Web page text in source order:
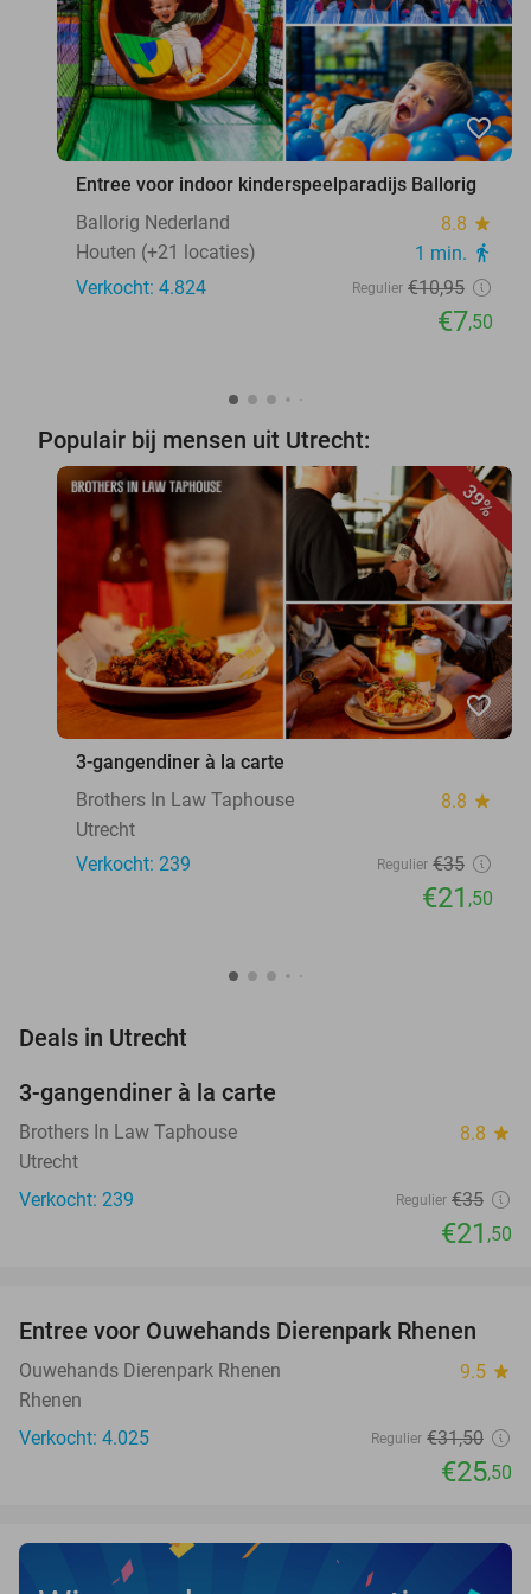
favorite_border
Entree voor indoor kinderspeelparadijs Ballorig
Ballorig Nederland
8.8 star
Houten (+21 locaties) 1 min. directions_walk
Verkocht: 4.824 Regulier €10,95
€7,50
Populair bij mensen uit Utrecht:
39%
favorite_border
3-gangendiner à la carte
Brothers In Law Taphouse
8.8 star
Utrecht
Verkocht: 239
Regulier €35
€21 ,50
Deals in Utrecht
3-gangendiner à la carte
Brothers In Law Taphouse 8.8 star
Utrecht
Verkocht: 239
Regulier €35
€21 ,50
19%
Entree voor Ouwehands Dierenpark Rhenen
Ouwehands Dierenpark Rhenen 9.5 star
Rhenen
Verkocht: 4.025
Regulier €31,50
€25,50